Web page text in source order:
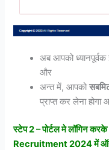
अब आपको ध्यानपूर्वक
और
अन्त में, आपको
प्राप्त कर लेना होगा
स्टेप 2 – पोर्टल मे लॉगिन
Recruitment 2024 में